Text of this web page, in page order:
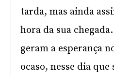
tarda, mas ainda
hora da sua
geram a esperança
ocaso, nesse dia